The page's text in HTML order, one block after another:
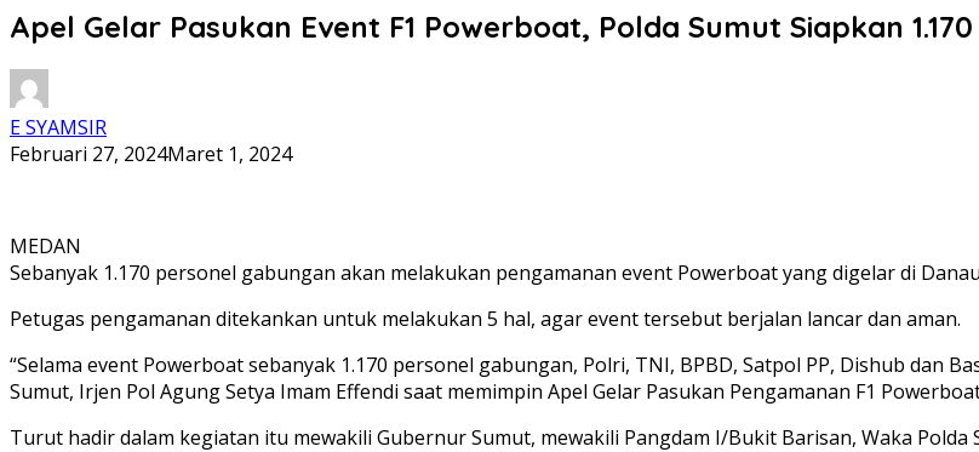
Apel Gelar Pasukan Event F1 Powerboat, Polda Sumut Siapkan
E SYAMSIR
Februari 27, 2024Maret 1, 2024
MEDAN
Sebanyak 1.170 personel gabungan akan melakukan pengamanan event Powerboat yang digelar di
Petugas pengamanan ditekankan untuk melakukan 5 hal, agar event tersebut berjalan lancar dan aman.
“Selama event Powerboat sebanyak 1.170 personel gabungan, Polri, TNI, BPBD, Satpol PP, Dishub dan
Sumut, Irjen Pol Agung Setya Imam Effendi saat memimpin Apel Gelar Pasukan Pengamanan F1
Turut hadir dalam kegiatan itu mewakili Gubernur Sumut, mewakili Pangdam I/Bukit Barisan, Waka